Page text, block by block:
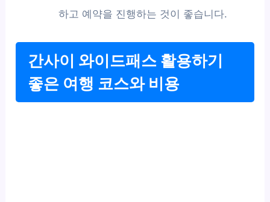
하고 예약을 진행하는 것이 좋습니다.
간사이 와이드패스 활용하기
좋은 여행 코스와 비용